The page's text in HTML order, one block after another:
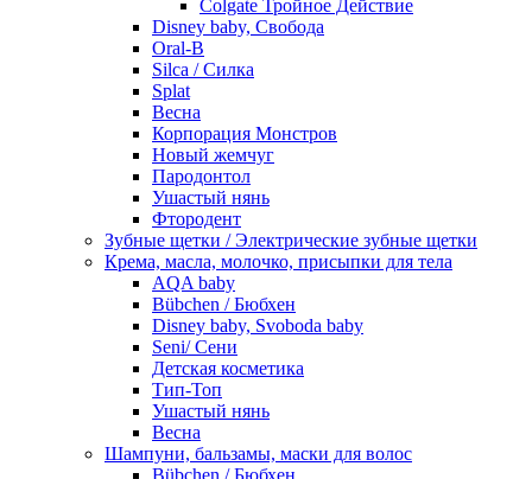
Colgate Тройное Действие
Disney baby, Свобода
Oral-B
Silca / Силка
Splat
Весна
Корпорация Монстров
Новый жемчуг
Пародонтол
Ушастый нянь
Фтородент
Зубные щетки / Электрические зубные щетки
Крема, масла, молочко, присыпки для тела
AQA baby
Bübchen / Бюбхен
Disney baby, Svoboda baby
Seni/ Сени
Детская косметика
Тип-Топ
Ушастый нянь
Весна
Шампуни, бальзамы, маски для волос